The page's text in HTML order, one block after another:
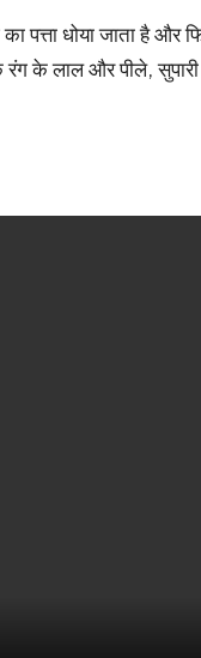
पत्ता धोया जाता है और
के लाल और पीले, सुपारी